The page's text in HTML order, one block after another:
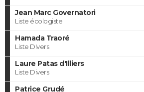
Jean Marc Governatori
Liste écologiste
Hamada Traoré
Liste Divers
Laure Patas d'Illiers
Liste Divers
Patrice Grudé